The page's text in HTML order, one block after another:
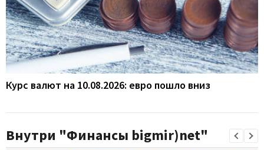
Курс валют на 10.08.2026: евро пошло вниз
Внутри "Финансы bigmir)net"